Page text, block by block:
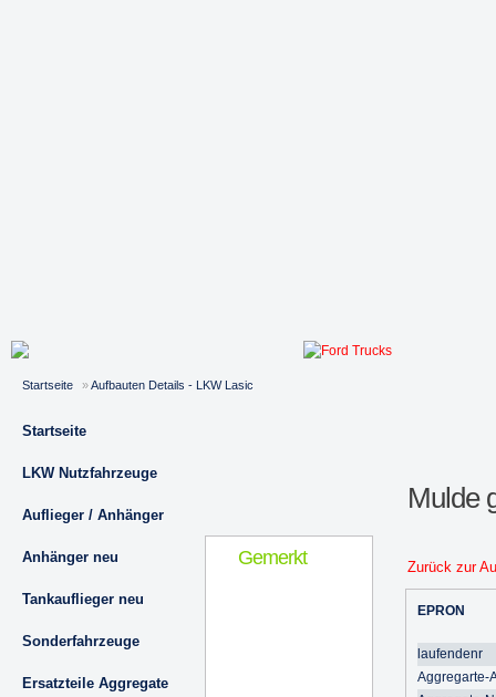
Startseite »Aufbauten Details - LKW Lasic
Startseite
LKW Nutzfahrzeuge
Auflieger / Anhänger
Anhänger neu
Tankauflieger neu
Sonderfahrzeuge
Ersatzteile Aggregate
Mulde
Gemerkt Zurück zur
EPRON
laufendenr
Aggregarte-